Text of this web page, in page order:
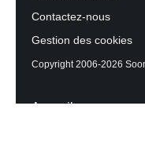
Contactez-nous
Gestion des cookies
Copyright 2006-2026
Accueil